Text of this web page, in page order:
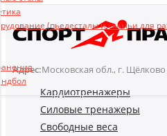
(пьедесталы и скамьи для
Адрес:Московская обл., г.
Кардиотренажеры
Силовые тренажеры
Свободные веса